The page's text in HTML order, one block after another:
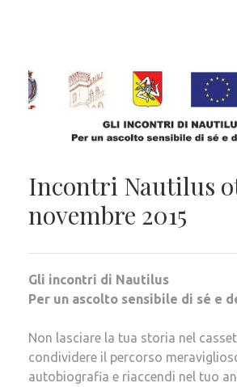
Incontri Nautilus
novembre 2015
Gli incontri di Nautilus
Per un ascolto sensibile di sé e
Non lasciare la tua storia nel
condividere il percorso
autobiografia e riaccendi nel tuo